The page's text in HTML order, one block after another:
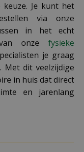
Je kunt het
via onze
in het echt
onze fysieke
je graag
Met dit veelzijdige
in huis dat direct
en jarenlang